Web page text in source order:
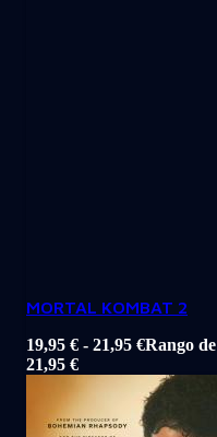
MORTAL KOMBAT 2
19,95 € - 21,95 €Rango
21,95 €